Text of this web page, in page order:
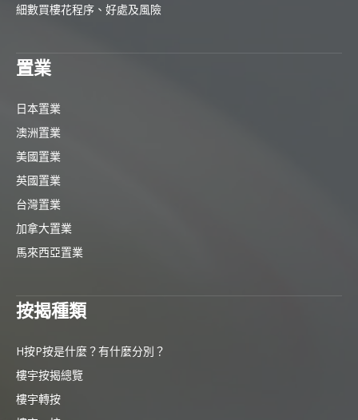
細數買樓花程序、好處及風險
置業
日本置業
澳洲置業
美國置業
英國置業
台灣置業
加拿大置業
馬來西亞置業
按揭種類
H按P按是什麼？有什麼分別？
樓宇按揭總覽
樓宇轉按